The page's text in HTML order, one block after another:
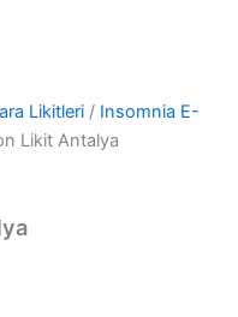
Likitleri / Insomnia E-
Likit Antalya